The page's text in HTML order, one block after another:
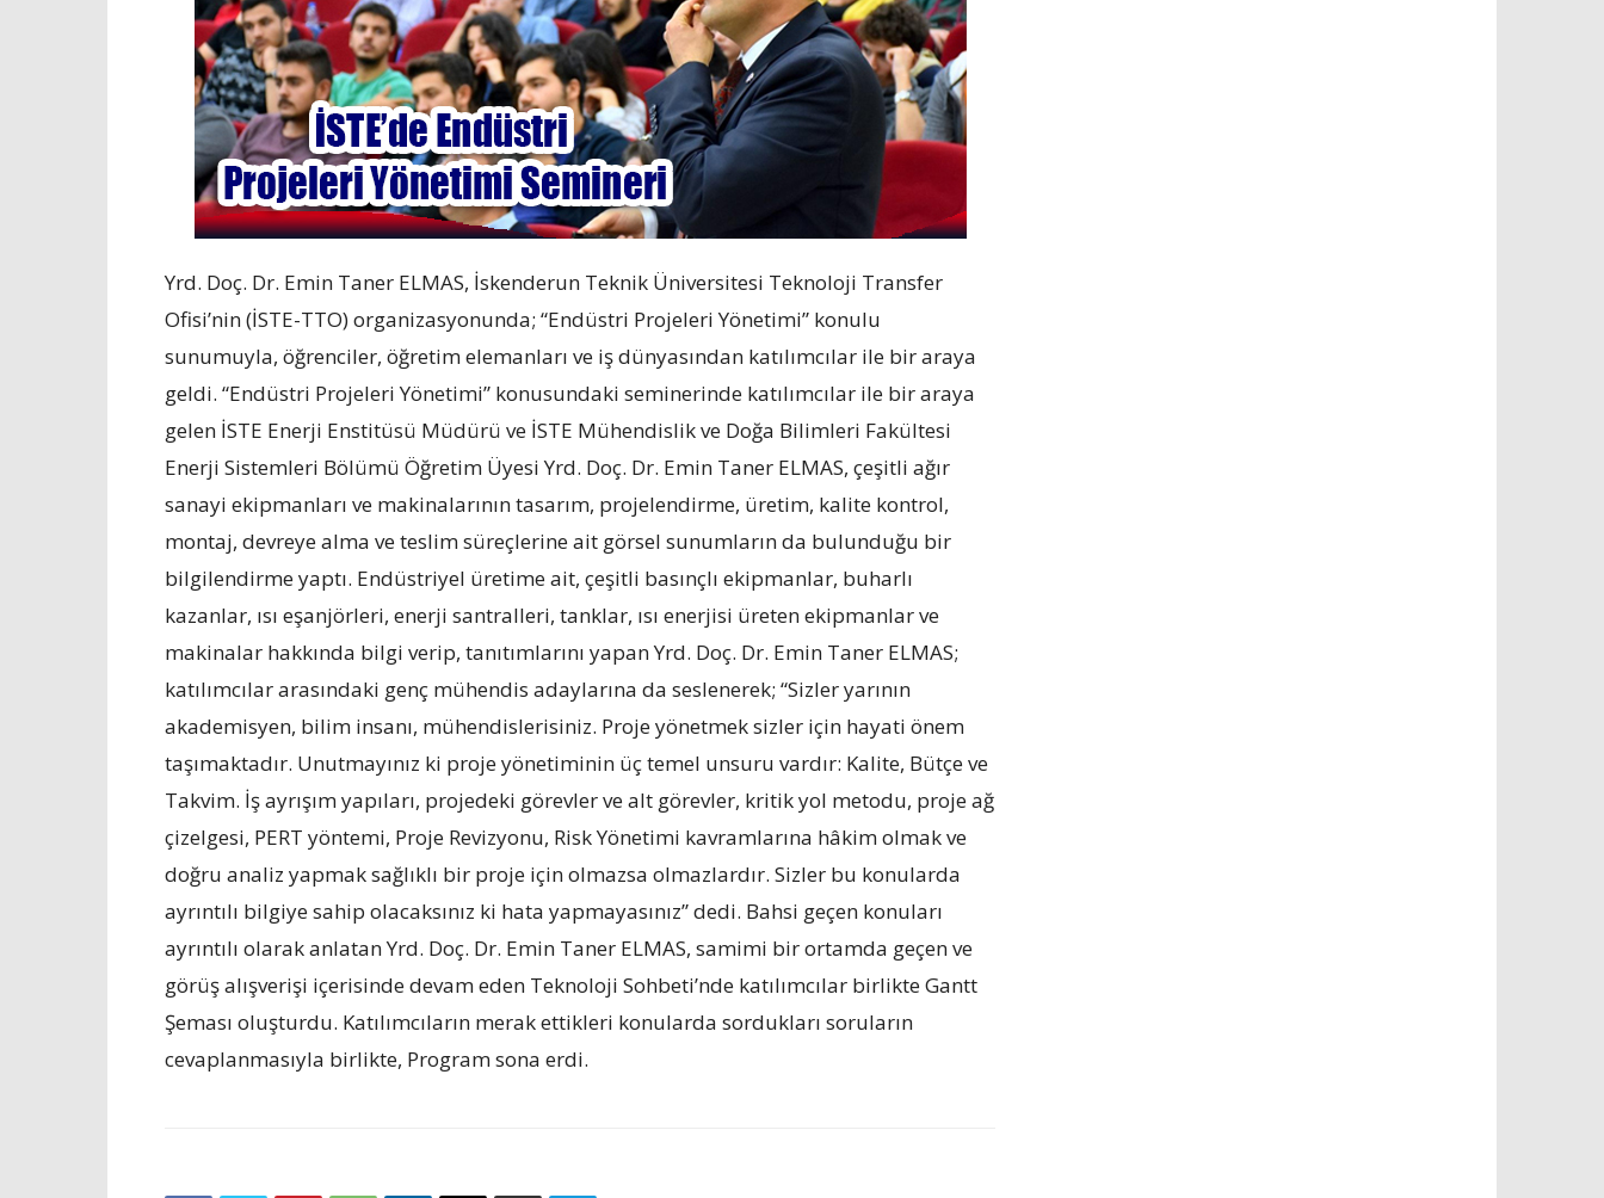
Yrd. Doç. Dr. Emin Taner ELMAS, İskenderun Teknik Üniversitesi Teknoloji Transfer
Ofisi’nin (İSTE-TTO) organizasyonunda; “Endüstri Projeleri Yönetimi” konulu
sunumuyla, öğrenciler, öğretim elemanları ve iş dünyasından katılımcılar ile bir araya
geldi. “Endüstri Projeleri Yönetimi” konusundaki seminerinde katılımcılar ile bir araya
gelen İSTE Enerji Enstitüsü Müdürü ve İSTE Mühendislik ve Doğa Bilimleri Fakültesi
Enerji Sistemleri Bölümü Öğretim Üyesi Yrd. Doç. Dr. Emin Taner ELMAS, çeşitli ağır
sanayi ekipmanları ve makinalarının tasarım, projelendirme, üretim, kalite kontrol,
montaj, devreye alma ve teslim süreçlerine ait görsel sunumların da bulunduğu bir
bilgilendirme yaptı. Endüstriyel üretime ait, çeşitli basınçlı ekipmanlar, buharlı
kazanlar, ısı eşanjörleri, enerji santralleri, tanklar, ısı enerjisi üreten ekipmanlar ve
makinalar hakkında bilgi verip, tanıtımlarını yapan Yrd. Doç. Dr. Emin Taner ELMAS;
katılımcılar arasındaki genç mühendis adaylarına da seslenerek; “Sizler yarının
akademisyen, bilim insanı, mühendislerisiniz. Proje yönetmek sizler için hayati önem
taşımaktadır. Unutmayınız ki proje yönetiminin üç temel unsuru vardır: Kalite, Bütçe ve
Takvim. İş ayrışım yapıları, projedeki görevler ve alt görevler, kritik yol metodu, proje ağ
çizelgesi, PERT yöntemi, Proje Revizyonu, Risk Yönetimi kavramlarına hâkim olmak ve
doğru analiz yapmak sağlıklı bir proje için olmazsa olmazlardır. Sizler bu konularda
ayrıntılı bilgiye sahip olacaksınız ki hata yapmayasınız” dedi. Bahsi geçen konuları
ayrıntılı olarak anlatan Yrd. Doç. Dr. Emin Taner ELMAS, samimi bir ortamda geçen ve
görüş alışverişi içerisinde devam eden Teknoloji Sohbeti’nde katılımcılar birlikte Gantt
Şeması oluşturdu. Katılımcıların merak ettikleri konularda sordukları soruların
cevaplanmasıyla birlikte, Program sona erdi.